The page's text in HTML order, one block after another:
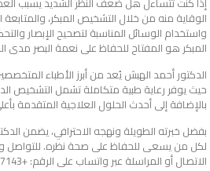
الوقاية منه من خلال التشخيص المبكر،
واستخدام الوسائل المناسبة لتصحيح الإبصار
المبكر هو المفتاح للحفاظ على نعمة البصر مدى
الدكتور أحمد الهبش يُعد من أبرز الأطباء
حيث يوفر رعاية طبية متكاملة تشمل التشخيص
بالإضافة إلى أحدث الحلول العلاجية المتقدمة
بفضل خبرته الطويلة ونهجه الاحترافي، يضمن
لكل من يسعى للحفاظ على صحة نظره. للتواصل
الاتصال أو المراسلة عبر واتساب على الرقم: +966557917143.